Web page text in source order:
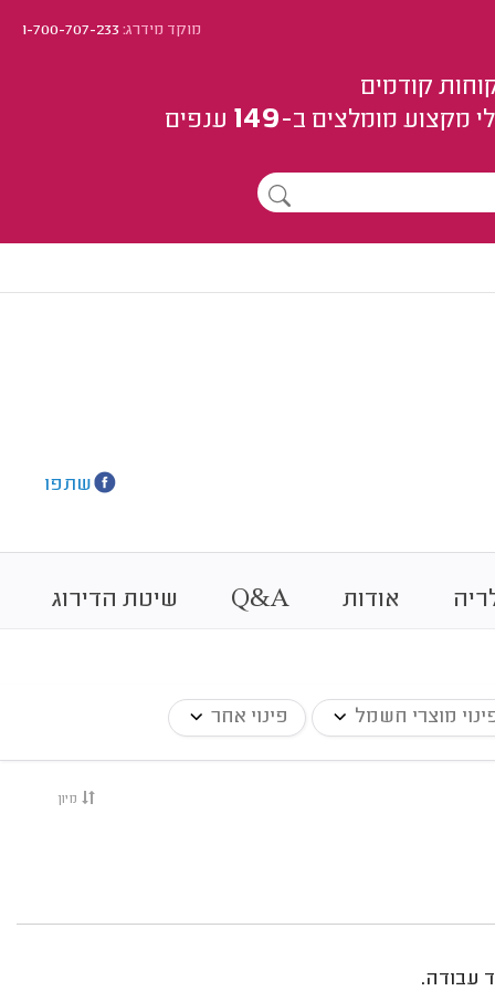
מוקד מידרג:1-700-707-233
קודמים
מקצוע מומלצים ב-149 ענפים
שתפו
אודות Q&A שיטת הדירוג
מוצרי חשמל פינוי אחר
מיון
עבודה.